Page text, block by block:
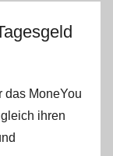
das MoneYou
ihren